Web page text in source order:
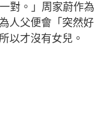
對。」周家蔚作為
人父便會「突然好
以才沒有女兒。